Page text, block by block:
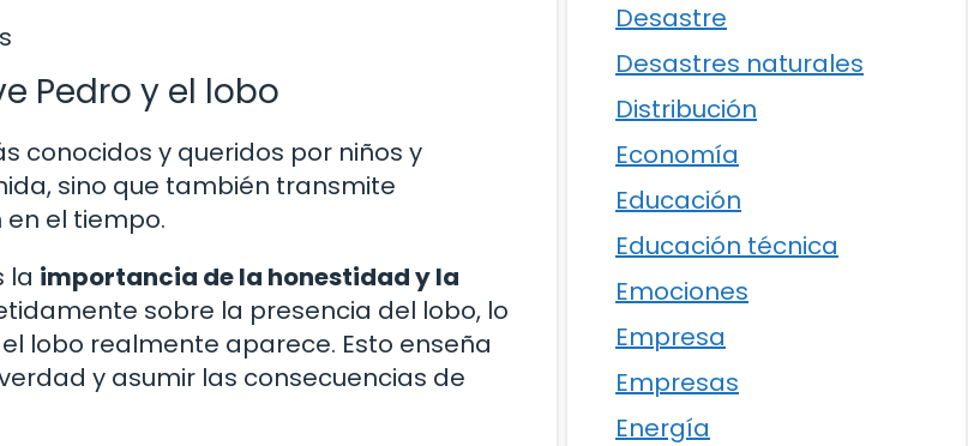
Pedro y el lobo
conocidos y queridos por niños y
sino que también transmite
el tiempo.
la importancia de la honestidad y la
sobre la presencia del lobo, lo
lobo realmente aparece. Esto enseña
y asumir las consecuencias de
Desastre
Desastres naturales
Distribución
Economía
Educación
Educación técnica
Emociones
Empresa
Empresas
Energía